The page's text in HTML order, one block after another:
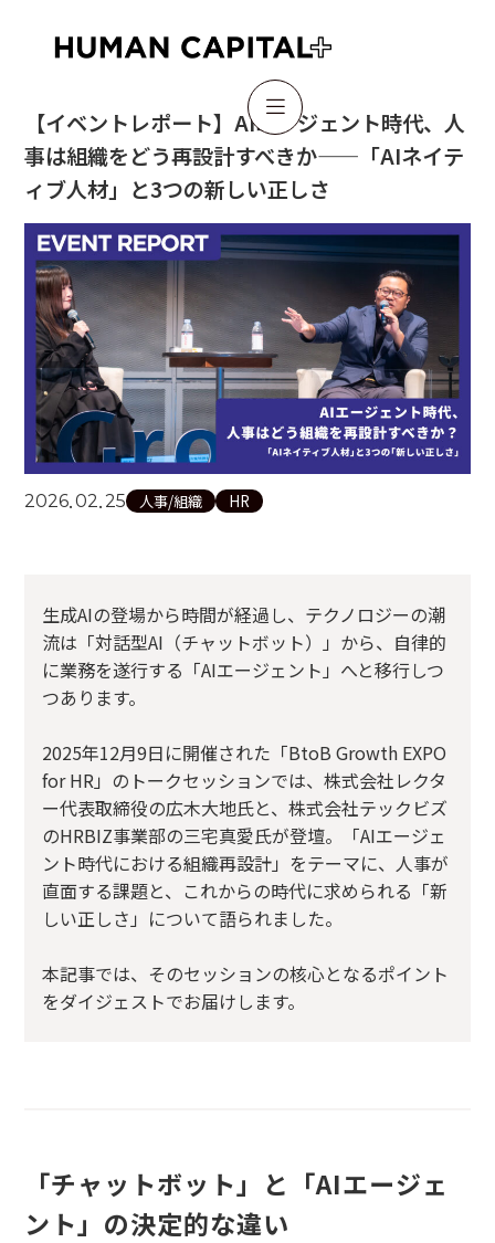

【イベントレポート】AIエージェント時代、人
事は組織をどう再設計すべきか——「AIネイテ
ィブ人材」と3つの新しい正しさ
2026.02.25 人事/組織 HR
生成AIの登場から時間が経過し、テクノロジーの潮
流は「対話型AI（チャットボット）」から、自律的
に業務を遂行する「AIエージェント」へと移行しつ
つあります。
2025年12月9日に開催された「BtoB Growth EXPO
for HR」のトークセッションでは、株式会社レクタ
ー代表取締役の広木大地氏と、株式会社テックビズ
のHRBIZ事業部の三宅真愛氏が登壇。「AIエージェ
ント時代における組織再設計」をテーマに、人事が
直面する課題と、これからの時代に求められる「新
しい正しさ」について語られました。
本記事では、そのセッションの核心となるポイント
をダイジェストでお届けします。
「チャットボット」と「AIエージェ
ント」の決定的な違い